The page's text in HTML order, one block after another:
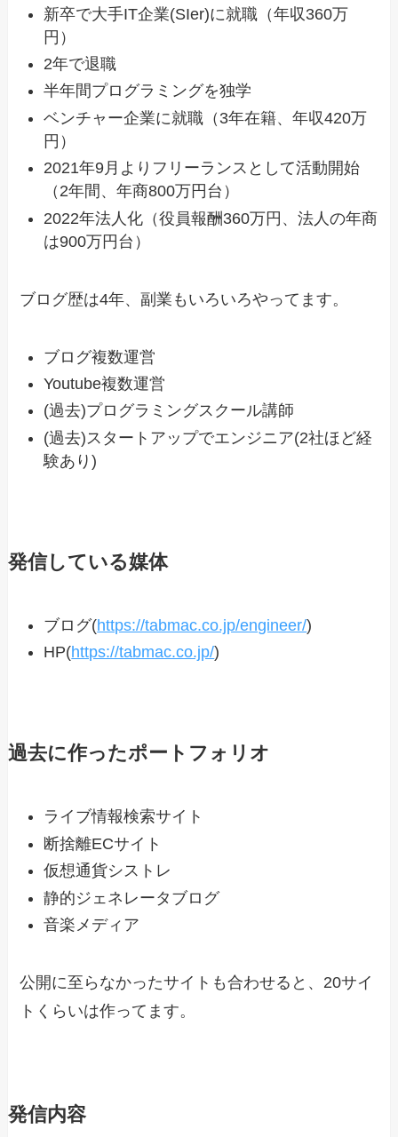
新卒で大手IT企業(SIer)に就職（年収360万
円）
2年で退職
半年間プログラミングを独学
ベンチャー企業に就職（3年在籍、年収420万
円）
2021年9月よりフリーランスとして活動開始
（2年間、年商800万円台）
2022年法人化（役員報酬360万円、法人の年商
は900万円台）
ブログ歴は4年、副業もいろいろやってます。
ブログ複数運営
Youtube複数運営
(過去)プログラミングスクール講師
(過去)スタートアップでエンジニア(2社ほど経
験あり)
発信している媒体
ブログ(https://tabmac.co.jp/engineer/)
HP(https://tabmac.co.jp/)
過去に作ったポートフォリオ
ライブ情報検索サイト
断捨離ECサイト
仮想通貨シストレ
静的ジェネレータブログ
音楽メディア
公開に至らなかったサイトも合わせると、20サイ
トくらいは作ってます。
発信内容